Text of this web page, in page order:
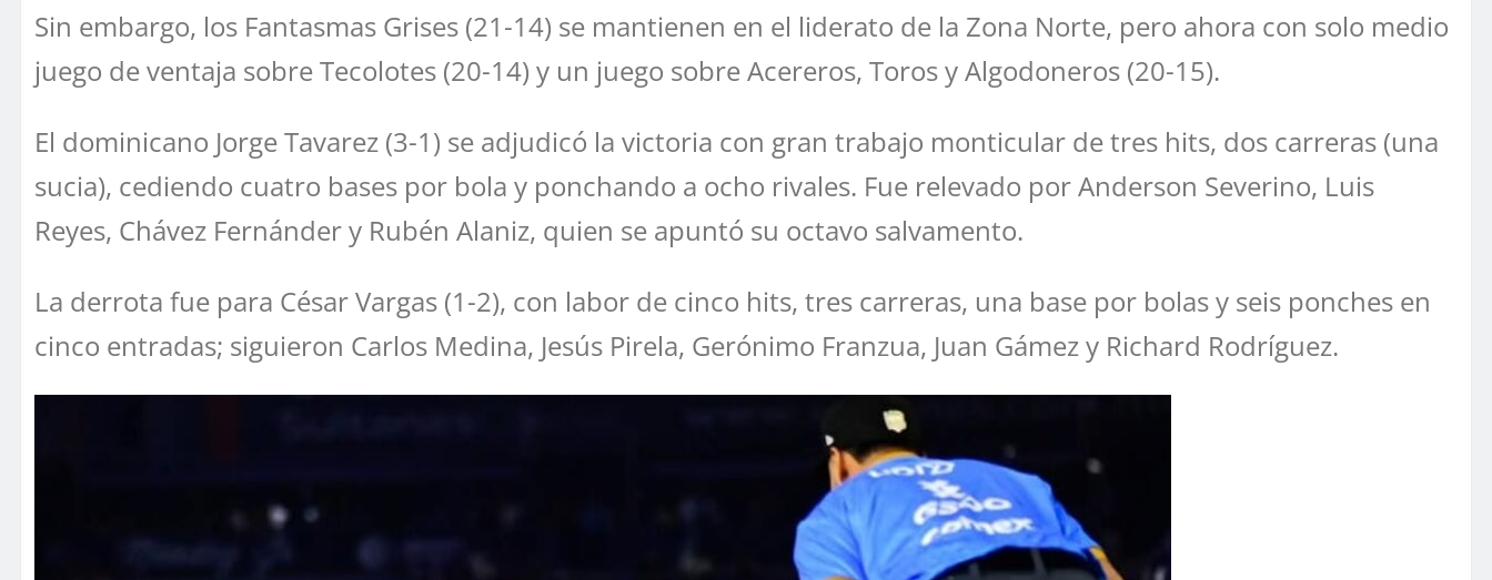
Sin embargo, los Fantasmas Grises (21-14) se mantienen en el liderato de la Zona Norte, pero ahora con solo medio
juego de ventaja sobre Tecolotes (20-14) y un juego sobre Acereros, Toros y Algodoneros (20-15).
El dominicano Jorge Tavarez (3-1) se adjudicó la victoria con gran trabajo monticular de tres hits, dos carreras (una
sucia), cediendo cuatro bases por bola y ponchando a ocho rivales. Fue relevado por Anderson Severino, Luis
Reyes, Chávez Fernánder y Rubén Alaniz, quien se apuntó su octavo salvamento.
La derrota fue para César Vargas (1-2), con labor de cinco hits, tres carreras, una base por bolas y seis ponches en
cinco entradas; siguieron Carlos Medina, Jesús Pirela, Gerónimo Franzua, Juan Gámez y Richard Rodríguez.